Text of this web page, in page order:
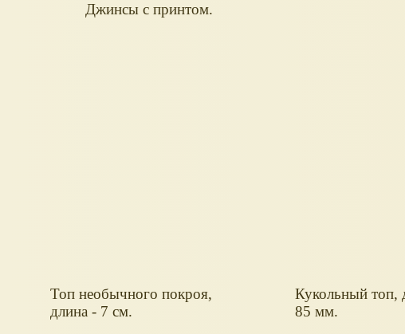
Джинсы с принтом.
Топ необычного покроя,
длина - 7 см.
Кукольный топ,
85 мм.